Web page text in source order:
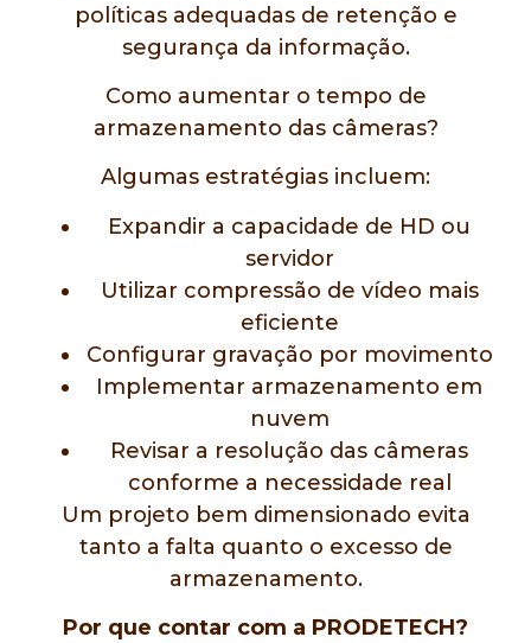
políticas adequadas de retenção e
segurança da informação.
Como aumentar o tempo de
armazenamento das câmeras?
Algumas estratégias incluem:
Expandir a capacidade de HD ou
servidor
Utilizar compressão de vídeo mais
eficiente
Configurar gravação por movimento
Implementar armazenamento em
nuvem
Revisar a resolução das câmeras
conforme a necessidade real
Um projeto bem dimensionado evita
tanto a falta quanto o excesso de
armazenamento.
Por que contar com a PRODETECH?